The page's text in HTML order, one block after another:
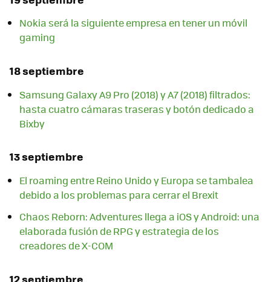
Nokia será la siguiente empresa en tener un móvil
gaming
18 septiembre
Samsung Galaxy A9 Pro (2018) y A7 (2018) filtrados:
hasta cuatro cámaras traseras y botón dedicado a
Bixby
13 septiembre
El roaming entre Reino Unido y Europa se tambalea
debido a los problemas para cerrar el Brexit
Chaos Reborn: Adventures llega a iOS y Android: una
elaborada fusión de RPG y estrategia de los
creadores de X-COM
12 septiembre